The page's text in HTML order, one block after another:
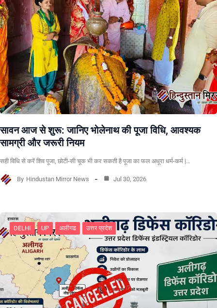
सावन आज से शुरू: जानिए भोलेनाथ की पूजा विधि, आवश्यक
सामग्री और जरूरी नियम
सही विधि से करें शिव पूजा, छोटी-सी चूक भी कर सकती है पूजा का फल अधूरा धर्म-कर्म |…
By Hindustan Mirror News Jul 30, 2026
DELHI UP अलीगढ उत्तर प्रदेश